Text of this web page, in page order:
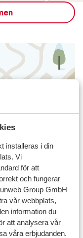
installeras i din
Vi
för att
och fungerar
Group GmbH
vår webbplats,
information du
att analysera vår
våra erbjudanden.
80 km